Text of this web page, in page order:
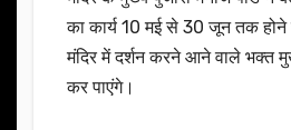
का कार्य 10 मई से 30 जून तक होने
मंदिर में दर्शन करने आने वाले भक्त
कर पाएंगे।